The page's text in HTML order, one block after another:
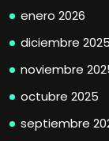
enero 2026
diciembre 2025
noviembre
octubre 2025
septiembre